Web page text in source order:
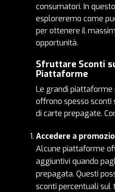
consumatori. In
esploreremo come
per ottenere il
opportunità.
Sfruttare Sconti
Piattaforme
Le grandi
offrono spesso sconti
di carte prepagate.
Accedere a
Alcune piattaforme
aggiuntivi quando
prepagata. Questi
sconti percentuali sul